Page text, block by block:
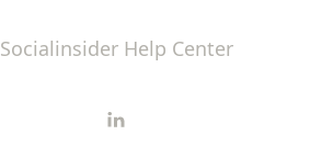
Socialinsider Help Center